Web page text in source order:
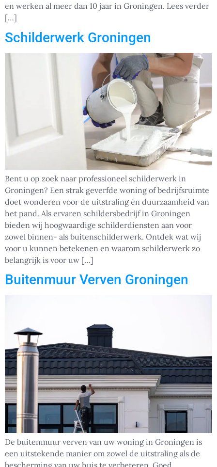
en werken al meer dan 10 jaar in Groningen. Lees verder
[…]
Schilderwerk Groningen
Bent u op zoek naar professioneel schilderwerk in
Groningen? Een strak geverfde woning of bedrijfsruimte
doet wonderen voor de uitstraling én duurzaamheid van
het pand. Als ervaren schildersbedrijf in Groningen
bieden wij hoogwaardige schilderdiensten aan voor
zowel binnen- als buitenschilderwerk. Ontdek wat wij
voor u kunnen betekenen en waarom schilderwerk zo
belangrijk is voor uw […]
Buitenmuur Verven Groningen
De buitenmuur verven van uw woning in Groningen is
een uitstekende manier om zowel de uitstraling als de